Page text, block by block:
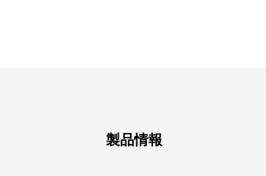
製品情報